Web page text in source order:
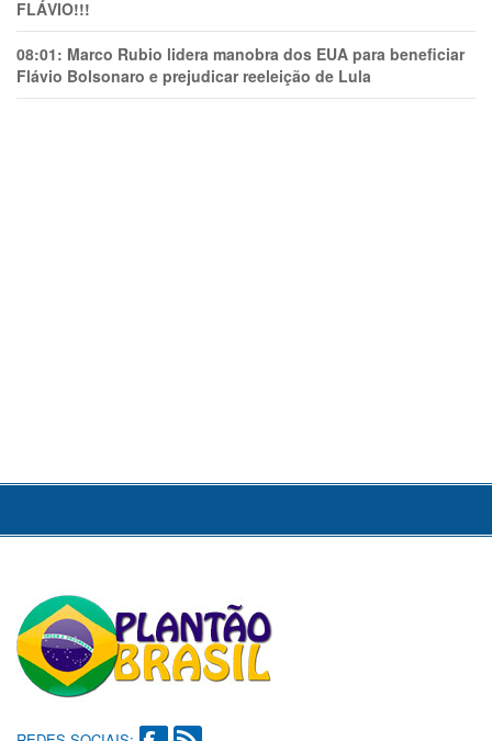
FLÁVIO!!!
08:01: Marco Rubio lidera manobra dos EUA para beneficiar
Flávio Bolsonaro e prejudicar reeleição de Lula